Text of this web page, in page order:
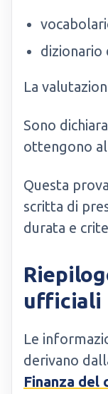
dizionario
La
Sono
ottengono
Questa
scritta di
durata e
ufficiali
Le
derivano
Finanza del